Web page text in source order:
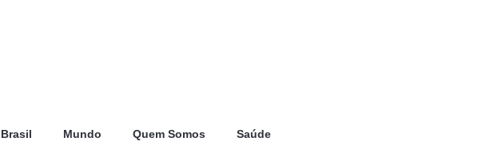
Brasil Mundo Quem Somos Saúde